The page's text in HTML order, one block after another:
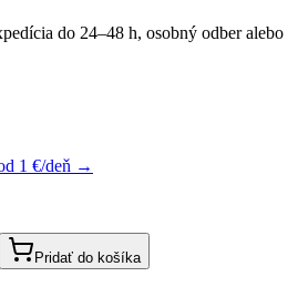
do 24–48 h, osobný odber alebo
1 €/deň →
Pridať do košíka